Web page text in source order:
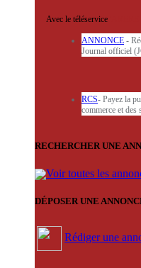
Avec le téléservice
ANNONCE -
Journal officiel
RCS- Payez la
commerce et des
RECHERCHER UNE
Voir toutes les
DÉPOSER UNE
Rédiger une